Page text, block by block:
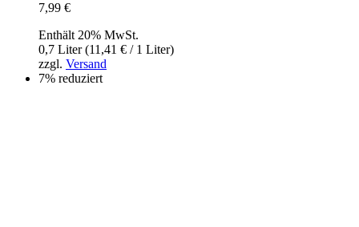
7,99 €
Enthält 20% MwSt.
0,7 Liter (11,41 € / 1 Liter)
zzgl. Versand
7% reduziert